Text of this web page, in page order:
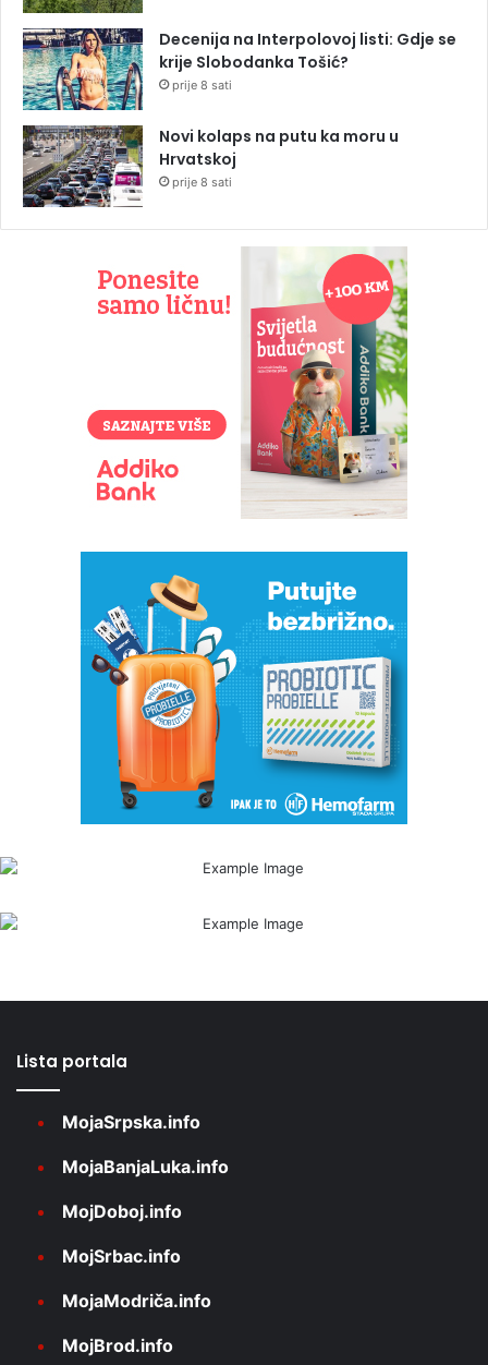
Decenija na Interpolovoj listi: Gdje se
krije Slobodanka Tošić?
prije 8 sati
Novi kolaps na putu ka moru u
Hrvatskoj
prije 8 sati
Lista portala
MojaSrpska.info
MojaBanjaLuka.info
MojDoboj.info
MojSrbac.info
MojaModriča.info
MojBrod.info